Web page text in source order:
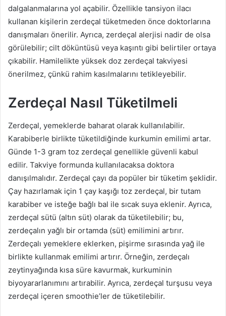
dalgalanmalarına yol açabilir. Özellikle tansiyon ilacı
kullanan kişilerin zerdeçal tüketmeden önce doktorlarına
danışmaları önerilir. Ayrıca, zerdeçal alerjisi nadir de olsa
görülebilir; cilt döküntüsü veya kaşıntı gibi belirtiler ortaya
çıkabilir. Hamilelikte yüksek doz zerdeçal takviyesi
önerilmez, çünkü rahim kasılmalarını tetikleyebilir.
Zerdeçal Nasıl Tüketilmeli
Zerdeçal, yemeklerde baharat olarak kullanılabilir.
Karabiberle birlikte tüketildiğinde kurkumin emilimi artar.
Günde 1-3 gram toz zerdeçal genellikle güvenli kabul
edilir. Takviye formunda kullanılacaksa doktora
danışılmalıdır. Zerdeçal çayı da popüler bir tüketim şeklidir.
Çay hazırlamak için 1 çay kaşığı toz zerdeçal, bir tutam
karabiber ve isteğe bağlı bal ile sıcak suya eklenir. Ayrıca,
zerdeçal sütü (altın süt) olarak da tüketilebilir; bu,
zerdeçalın yağlı bir ortamda (süt) emilimini artırır.
Zerdeçalı yemeklere eklerken, pişirme sırasında yağ ile
birlikte kullanmak emilimi artırır. Örneğin, zerdeçalı
zeytinyağında kısa süre kavurmak, kurkuminin
biyoyararlanımını artırabilir. Ayrıca, zerdeçal turşusu veya
zerdeçal içeren smoothie’ler de tüketilebilir.